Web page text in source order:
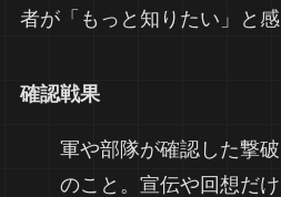
者が「もっと知りたい」と感
確認戦果
軍や部隊が確認した撃
のこと。宣伝や回想だ